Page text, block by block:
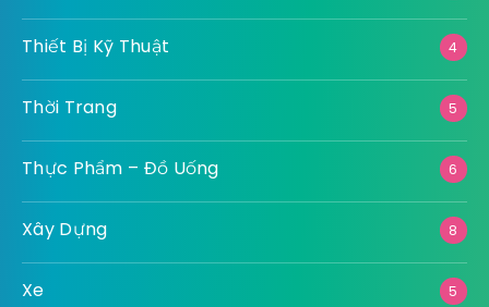
Thiết Bị Kỹ Thuật 4
Thời Trang 5
Thực Phẩm – Đồ Uống 6
Xây Dựng 8
Xe 5